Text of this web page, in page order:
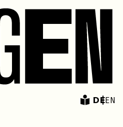
DEEN